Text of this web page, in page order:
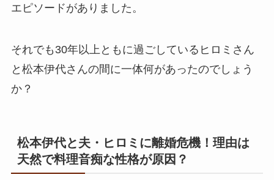
エピソードがありました。
それでも30年以上ともに過ごしているヒロミさん
と松本伊代さんの間に一体何があったのでしょう
か？
松本伊代と夫・ヒロミに離婚危機！理由は
天然で料理音痴な性格が原因？